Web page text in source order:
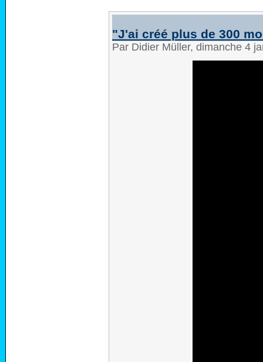
"J'ai créé plus de 300
Par Didier Müller, dimanche 4